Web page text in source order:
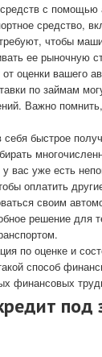
с помощью
средство,
чтобы
ее рыночную
оценки вашего
по займам
Важно
быстрое
вас уже есть
оплатить
своим
решение для
по оценке и
способ
финансовых
под